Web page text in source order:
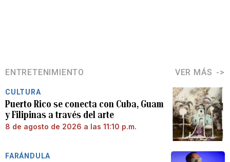
ENTRETENIMIENTO VER MÁS
CULTURA
Puerto Rico se conecta con Cuba, Guam
y Filipinas a través del arte
8 de agosto de 2026 a las 11:10 p.m.
FARÁNDULA